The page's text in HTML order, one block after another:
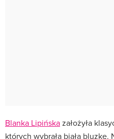
Blanka Lipińskazałożyła
których wybrała białą bluzkę.